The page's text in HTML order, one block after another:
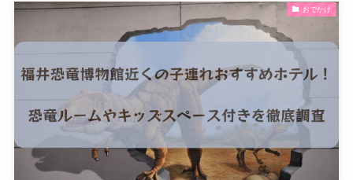
おでかけ